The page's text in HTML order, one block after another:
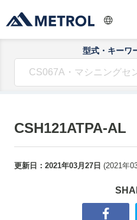
型式・キーワ
CSH121ATPA-AL
更新日： 2021年03月27日 (2021年